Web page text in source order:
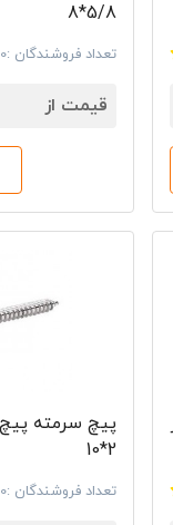
5/8*8
تعداد فروشندگان :0
قیمت از
پیچ سرمته
2*10
تعداد فروشندگان :0